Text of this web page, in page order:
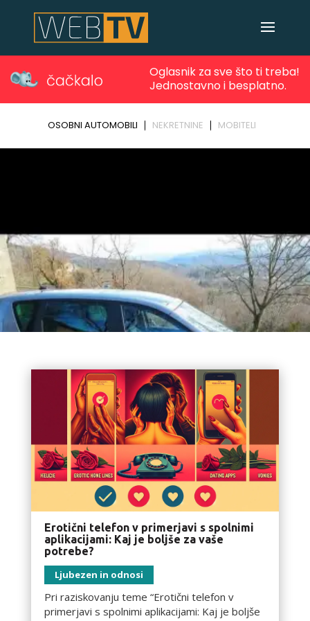
Erotični telefon v primerjavi s spolnimi
aplikacijami: Kaj je boljše za vaše
potrebe?
Ljubezen in odnosi
Pri raziskovanju teme “Erotični telefon v
primerjavi s spolnimi aplikacijami: Kaj je boljše